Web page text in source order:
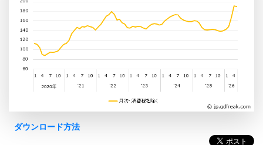
ダウンロード方法